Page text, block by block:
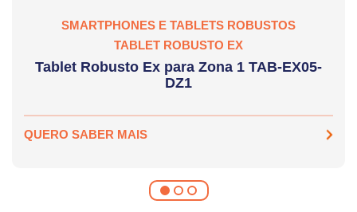
SMARTPHONES E TABLETS ROBUSTOS
TABLET ROBUSTO EX
Tablet Robusto Ex para Zona 1 TAB-EX05-
DZ1
QUERO SABER MAIS